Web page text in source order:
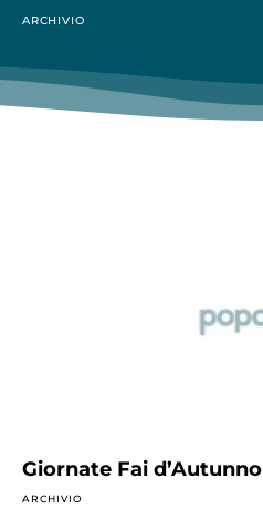
ARCHIVIO
Giornate Fai d’Autunno
ARCHIVIO